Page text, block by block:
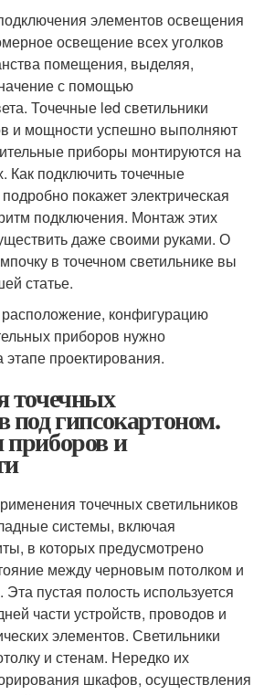
элементов освещения
освещение всех уголков
помещения, выделяя,
с помощью
Точечные led светильники
и мощности успешно выполняют
приборы монтируются на
Как подключить точечные
покажет электрическая
подключения. Монтаж этих
даже своими руками. О
в точечном светильнике вы
статье.
конфигурацию
приборов нужно
проектирования.
точечных
под гипсокартоном.
и
точечных светильников
системы, включая
в которых предусмотрено
между черновым потолком и
пустая полость используется
части устройств, проводов и
элементов. Светильники
и стенам. Нередко их
шкафов, осуществления